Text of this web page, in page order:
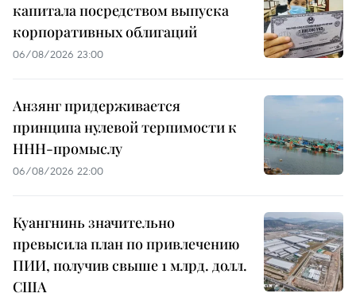
капитала посредством выпуска
корпоративных облигаций
06/08/2026 23:00
Анзянг придерживается
принципа нулевой терпимости к
ННН-промыслу
06/08/2026 22:00
Куангнинь значительно
превысила план по привлечению
ПИИ, получив свыше 1 млрд. долл.
США